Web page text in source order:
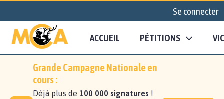
Se connecter
ACCUEIL PÉTITIONS
Grande Campagne Nationale en
cours :
Déjà plus de 100 000 signatures !